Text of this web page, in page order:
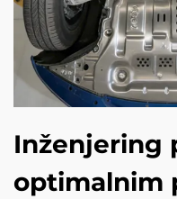
Inženjering
optimalnim